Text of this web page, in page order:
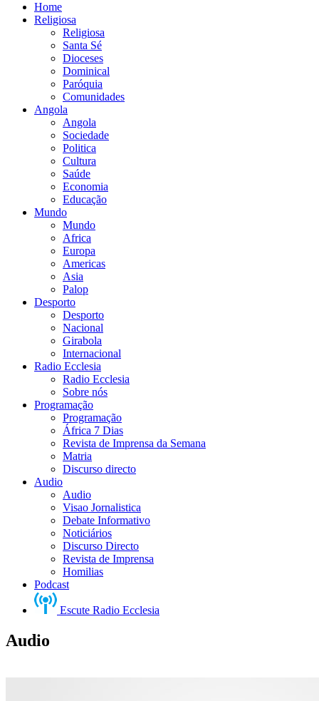
Home
Religiosa
Religiosa
Santa Sé
Dioceses
Dominical
Paróquia
Comunidades
Angola
Angola
Sociedade
Politica
Cultura
Saúde
Economia
Educação
Mundo
Mundo
Africa
Europa
Americas
Asia
Palop
Desporto
Desporto
Nacional
Girabola
Internacional
Radio Ecclesia
Radio Ecclesia
Sobre nós
Programação
Programação
África 7 Dias
Revista de Imprensa da Semana
Matria
Discurso directo
Audio
Audio
Visao Jornalistica
Debate Informativo
Noticiários
Discurso Directo
Revista de Imprensa
Homilias
Podcast
Escute Radio Ecclesia
Audio